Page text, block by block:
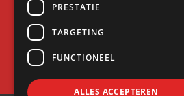
LinkedIn
PRESTATIE
TARGETING
FUNCTIONEEL
ALLES ACCEPTEREN